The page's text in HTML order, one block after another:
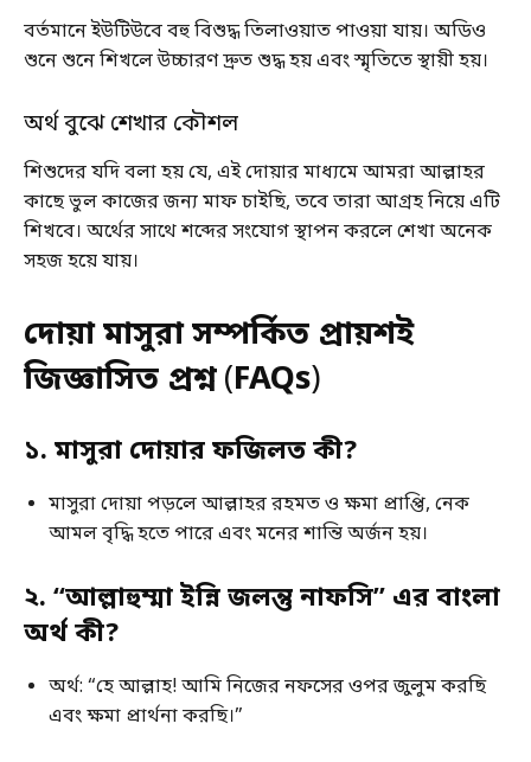
বর্তমানে ইউটিউবে বহু বিশুদ্ধ তিলাওয়াত পাওয়া যায়। অডিও
শুনে শুনে শিখলে উচ্চারণ দ্রুত শুদ্ধ হয় এবং স্মৃতিতে স্থায়ী হয়।
অর্থ বুঝে শেখার কৌশল
শিশুদের যদি বলা হয় যে, এই দোয়ার মাধ্যমে আমরা আল্লাহর
কাছে ভুল কাজের জন্য মাফ চাইছি, তবে তারা আগ্রহ নিয়ে এটি
শিখবে। অর্থের সাথে শব্দের সংযোগ স্থাপন করলে শেখা অনেক
সহজ হয়ে যায়।
দোয়া মাসুরাসম্পর্কিত প্রায়শই
জিজ্ঞাসিত প্রশ্ন(FAQs)
১. মাসুরা দোয়ার ফজিলত কী?
মাসুরা দোয়া পড়লে আল্লাহর রহমত ও ক্ষমা প্রাপ্তি, নেক
আমল বৃদ্ধি হতে পারে এবং মনের শান্তি অর্জন হয়।
২. “আল্লাহুম্মা ইন্নি জলন্তু নাফসি” এর বাংলা
অর্থ কী?
অর্থ: “হে আল্লাহ! আমি নিজের নফসের ওপর জুলুম করছি
এবং ক্ষমা প্রার্থনা করছি।”